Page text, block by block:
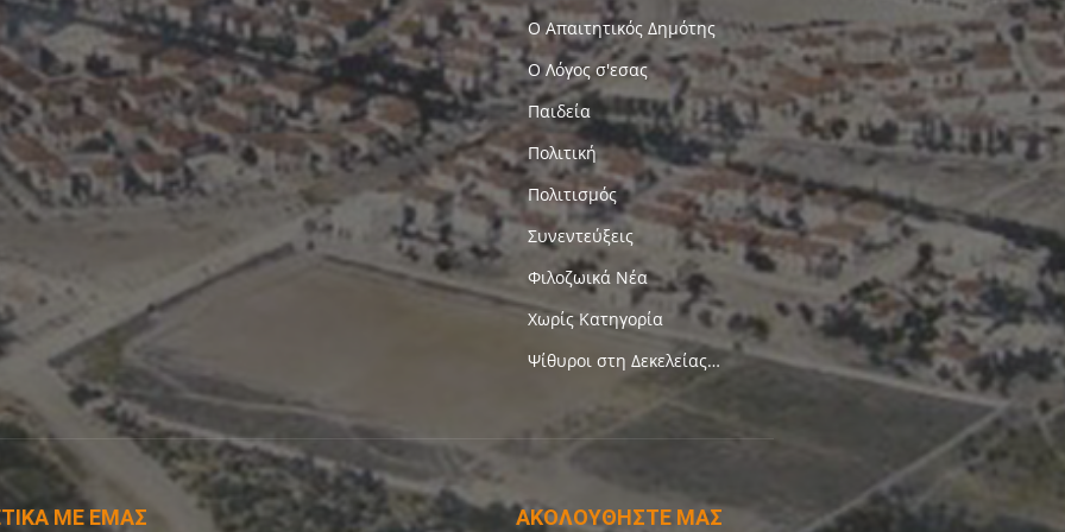
Ο Απαιτητικός Δημότης
Ο Λόγος σ'εσας
Παιδεία
Πολιτική
Πολιτισμός
Συνεντεύξεις
Φιλοζωικά Νέα
Χωρίς Κατηγορία
Ψίθυροι στη Δεκελείας…
ΜΕ ΕΜΑΣ ΑΚΟΛΟΥΘΗΣΤΕ ΜΑΣ